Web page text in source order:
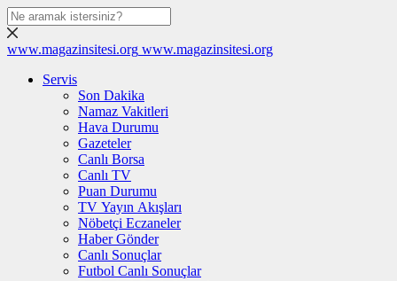
www.magazinsitesi.org www.magazinsitesi.org
Servis
Son Dakika
Namaz Vakitleri
Hava Durumu
Gazeteler
Canlı Borsa
Canlı TV
Puan Durumu
TV Yayın Akışları
Nöbetçi Eczaneler
Haber Gönder
Canlı Sonuçlar
Futbol Canlı Sonuçlar